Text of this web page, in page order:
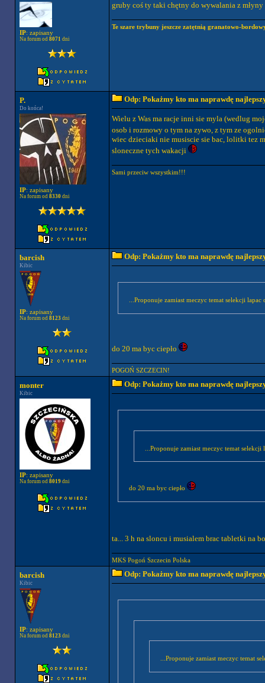
IP: zapisany
Na forum od 8071 dni
gruby coś ty taki chętny do wywalania z
Te szare trybuny jeszcze zatętnią granatowo-
P.
Do końca!
IP: zapisany
Na forum od 8330dni
Odp: Pokażmy kto ma naprawdę
Wielu z Was ma racje inni sie myla (wedlug
osob i rozmowy o tym na zywo, z tym ze
wiec dzieciaki nie musiscie sie bac, lolitki tez
sloneczne tych wakacji
Sami przeciw wszystkim!!!
barcish
Kibic
IP: zapisany
Na forum od 8123 dni
Odp: Pokażmy kto ma naprawdę
...Proponuje zamiast meczyc temat selekcji
do 20 ma byc ciepło
POGOŃ SZCZECIN!
monter
Kibic
IP: zapisany
Na forum od 8019dni
Odp: Pokażmy kto ma naprawdę
...Proponuje zamiast meczyc temat
do 20 ma byc ciepło
ta... 3 h na sloncu i musialem brac tabletki na
MKS Pogoń Szczecin Polska
barcish
Kibic
IP: zapisany
Na forum od 8123 dni
Odp: Pokażmy kto ma naprawdę
...Proponuje zamiast meczyc temat